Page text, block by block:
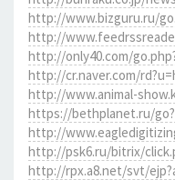
http://www.bizguru.ru/
http://
http://only40.com/
http://cr.naver.com/
http://www.animal-
https://bethplanet.ru/
http://
http://psk6.ru/bitrix/
http://rpx.a8.net/svt/